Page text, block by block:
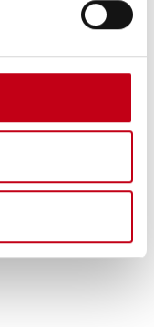
tuotemerkit ja
ja yhtiön
sekä alan
palveluksessa on noin
ja Hongkongissa,
sijaitsee myös